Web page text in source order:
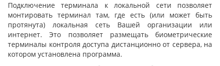
Подключение терминала к локальной сети позволяет
монтировать терминал там, где есть (или может быть
протянута) локальная сеть Вашей организации или
интернет. Это позволяет размещать биометрические
терминалы контроля доступа дистанционно от сервера, на
котором установлена программа.